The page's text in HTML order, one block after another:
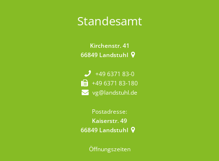
Standesamt
Kirchenstr. 41
66849 Landstuhl
+49 6371 83-0
+49 6371 83-180
vg@landstuhl.de
Postadresse:
Kaiserstr. 49
66849 Landstuhl
Öffnungszeiten